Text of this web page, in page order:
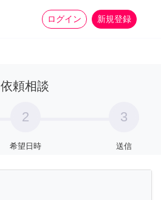
ログイン 新規登録
家事 more_horiz
依頼相談
2
希望日時
3
送信